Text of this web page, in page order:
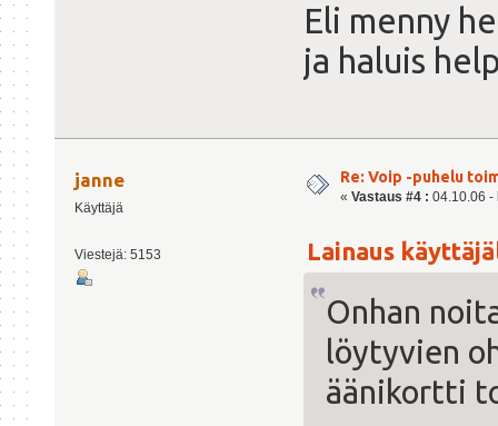
Eli menny
ja haluis
janne
Käyttäjä
Viestejä: 5153
Re: Voip -puhelu
« Vastaus #4 : 04.10.06 -
Lainaus
Onhan
löytyvien
äänikortti